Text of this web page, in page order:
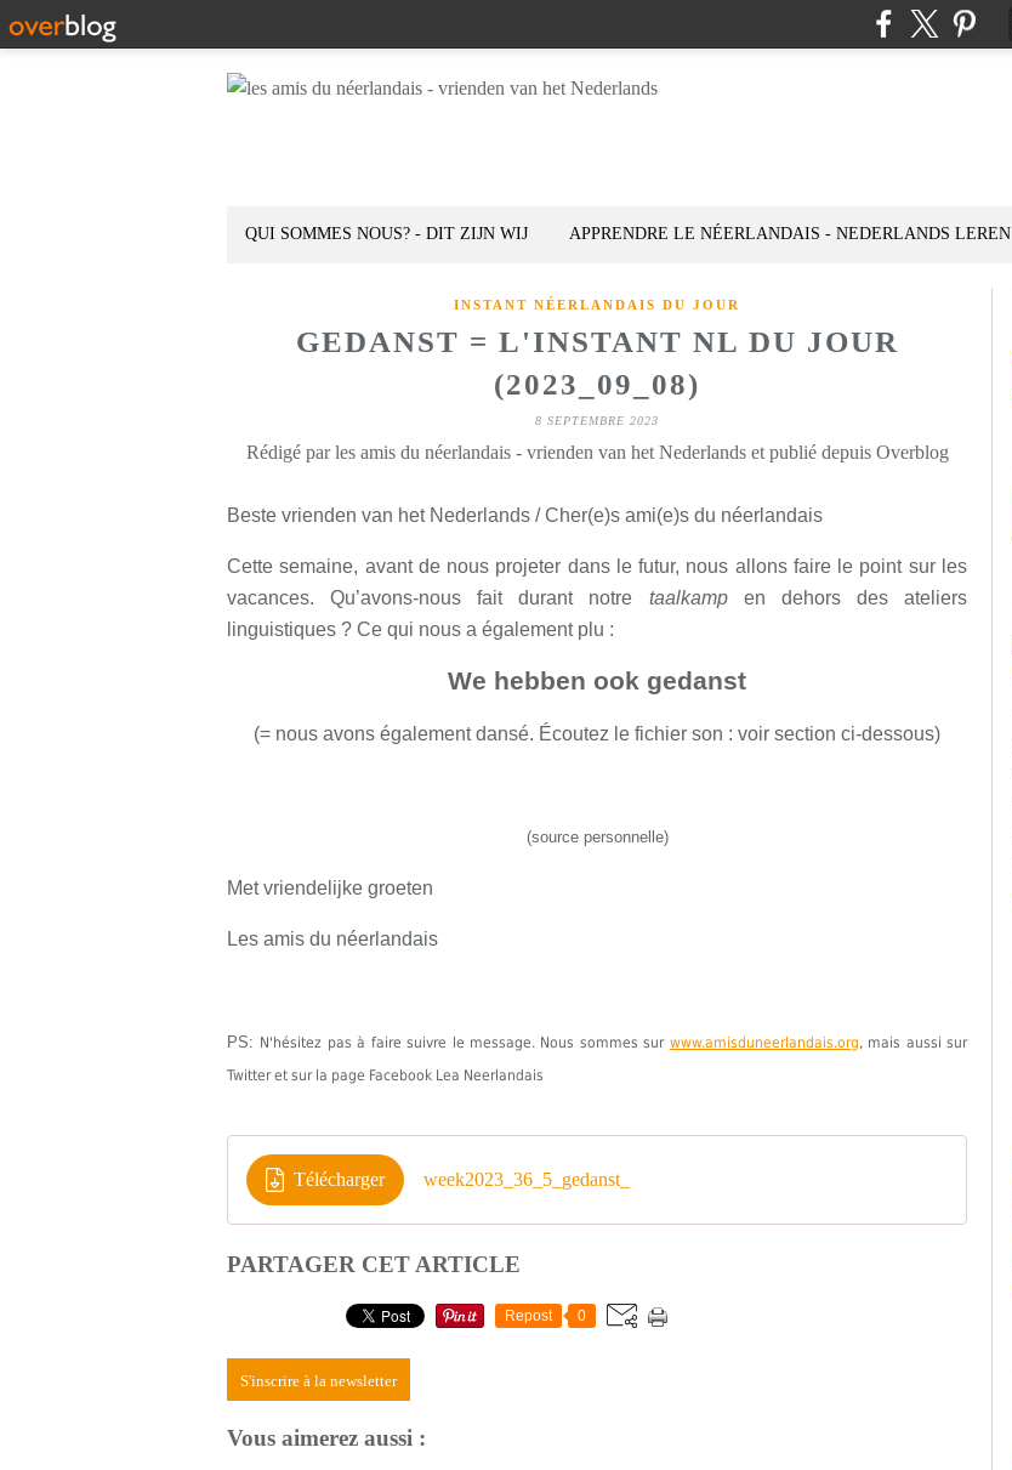
QUI SOMMES NOUS? - DIT ZIJN WIJ APPRENDRE LE NÉERLANDAIS - NEDERLANDS LEREN
INSTANT NÉERLANDAIS DU JOUR
GEDANST = L'INSTANT NL DU JOUR
(2023_09_08)
8 SEPTEMBRE 2023
Rédigé par les amis du néerlandais - vrienden van het Nederlands et publié depuis Overblog
Beste vrienden van het Nederlands / Cher(e)s ami(e)s du néerlandais
Cette semaine, avant de nous projeter dans le futur, nous allons faire le point sur les
vacances. Qu’avons-nous fait durant notre taalkampen dehors des ateliers
linguistiques ? Ce qui nous a également plu :
We hebben ook gedanst
(= nous avons également dansé. Écoutez le fichier son : voir section ci-dessous)
(source personnelle)
Met vriendelijke groeten
Les amis du néerlandais
PS: N'hésitez pas à faire suivre le message. Nous sommes sur www.amisduneerlandais.org, mais aussi sur
Twitter et sur la page Facebook Lea Neerlandais
Télécharger week2023_36_5_gedanst_
PARTAGER CET ARTICLE
Repost 0
S'inscrire à la newsletter
Vous aimerez aussi :